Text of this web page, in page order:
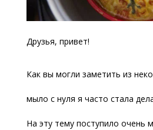
Друзья, привет!
Как вы могли заметить из
мыло с нуля я часто стала
На эту тему поступило очень